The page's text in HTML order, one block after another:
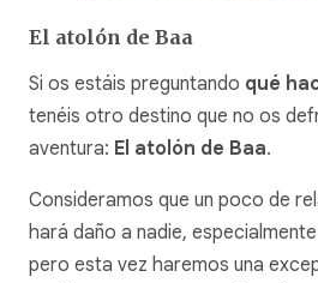
El atolón de Baa
Si os estáis preguntando qué
tenéis otro destino que no os
aventura: El atolón de Baa.
Consideramos que un poco de
hará daño a nadie,
pero esta vez haremos una